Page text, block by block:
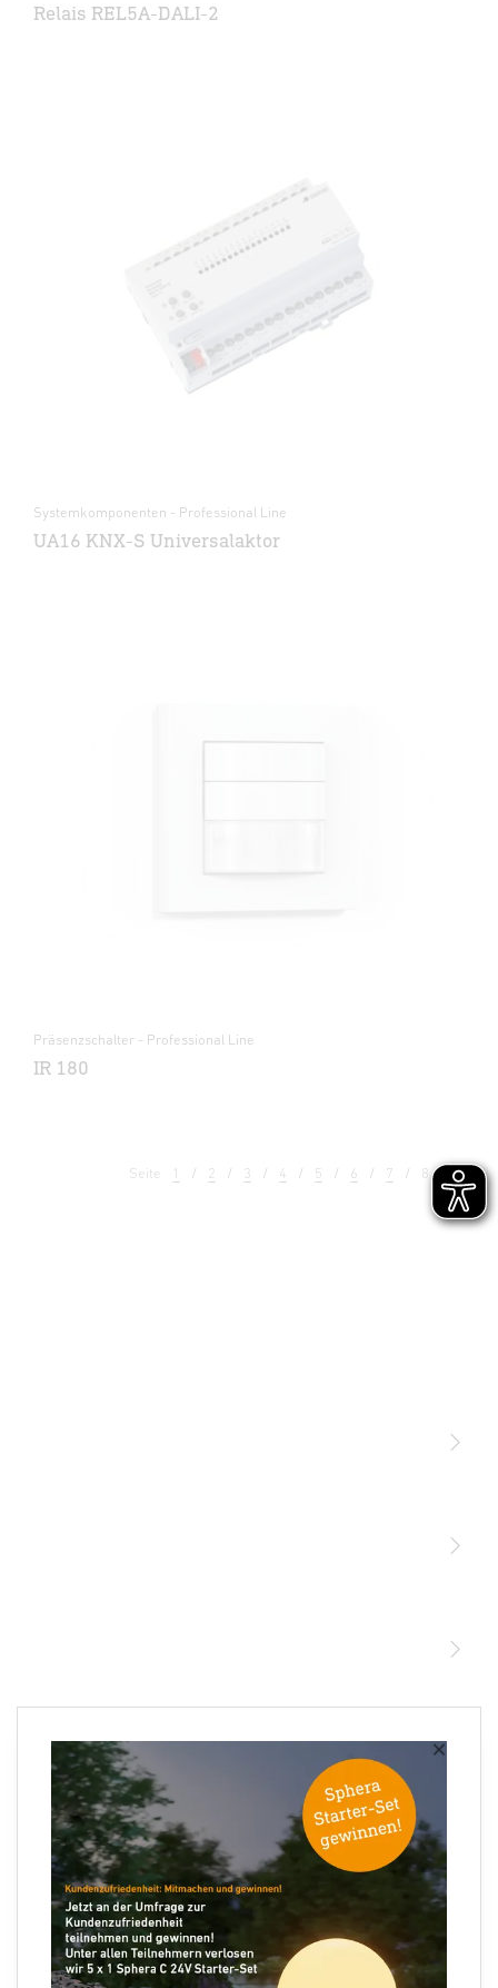
×
Relais REL5A-DALI-2
Systemkomponenten - Professional Line
UA16 KNX-S Universalaktor
Präsenzschalter - Professional Line
IR 180
Seite 1 2 3 4 5 6 7 8 9
Ihre E-Mail Adresse
Folgen Sie uns